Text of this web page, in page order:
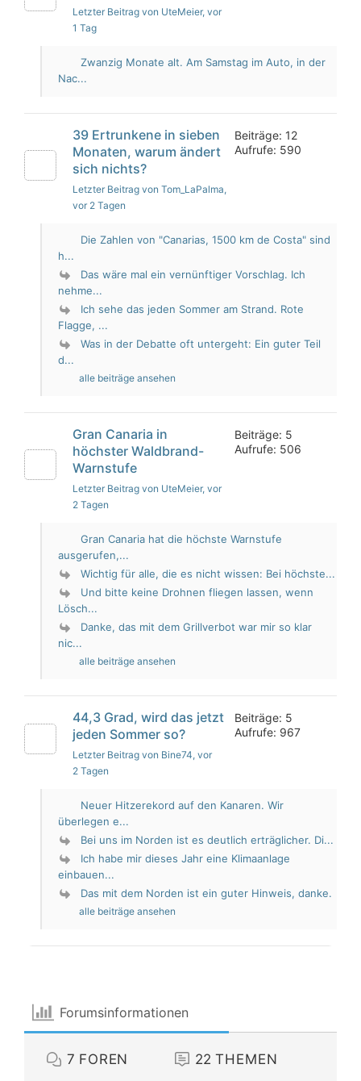
Letzter Beitrag von UteMeier, vor
1 Tag
Zwanzig Monate alt. Am Samstag im Auto, in der
Nac...
39 Ertrunkene in sieben
Monaten, warum ändert
sich nichts?
Letzter Beitrag von Tom_LaPalma,
vor 2 Tagen
Beiträge: 12
Aufrufe: 590
Die Zahlen von "Canarias, 1500 km de Costa" sind
h...
Das wäre mal ein vernünftiger Vorschlag. Ich
nehme...
Ich sehe das jeden Sommer am Strand. Rote
Flagge, ...
Was in der Debatte oft untergeht: Ein guter Teil
d...
alle beiträge ansehen
Gran Canaria in
höchster Waldbrand-
Warnstufe
Letzter Beitrag von UteMeier, vor
2 Tagen
Beiträge: 5
Aufrufe: 506
Gran Canaria hat die höchste Warnstufe
ausgerufen,...
Wichtig für alle, die es nicht wissen: Bei höchste...
Und bitte keine Drohnen fliegen lassen, wenn
Lösch...
Danke, das mit dem Grillverbot war mir so klar
nic...
alle beiträge ansehen
44,3 Grad, wird das jetzt
jeden Sommer so?
Letzter Beitrag von Bine74, vor
2 Tagen
Beiträge: 5
Aufrufe: 967
Neuer Hitzerekord auf den Kanaren. Wir
überlegen e...
Bei uns im Norden ist es deutlich erträglicher. Di...
Ich habe mir dieses Jahr eine Klimaanlage
einbauen...
Das mit dem Norden ist ein guter Hinweis, danke.
alle beiträge ansehen
Forumsinformationen
7 FOREN 22 THEMEN